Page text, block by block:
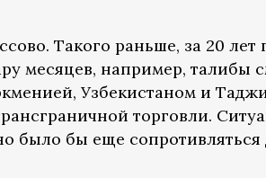
Такого раньше, за 20 лет
месяцев, например, талибы
Узбекистаном и
торговли.
было бы еще сопротивляться